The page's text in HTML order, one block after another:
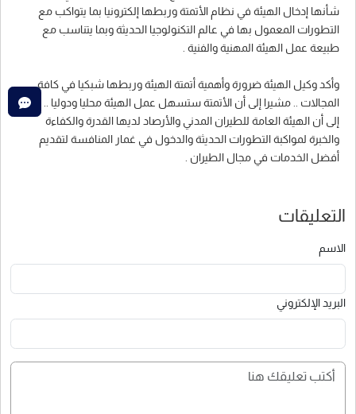
شأنها إدخال الهيئة في نظام الأتمتة وربطها إلكترونيا بما يتواكب مع
التطورات المعمول بها في عالم التكنولوجيا الحديثة وبما يتناسب مع
طبيعة عمل الهيئة المهنية والفنية .
وأكد وكيل الهيئة ضرورة وأهمية أتمتة الهيئة وربطها شبكيا في كافة
المجالات .. مشيرا إلى أن الأتمتة ستسهل عمل الهيئة محليا ودوليا .. لافتا
إلى أن الهيئة العامة للطيران المدني والأرصاد لديها القدرة والكفاءة
والخبرة لمواكبة التطورات الحديثة والدخول في غمار المنافسة لتقديم
أفضل الخدمات في مجال الطيران .
التعليقات
الاسم
البريد الإلكتروني